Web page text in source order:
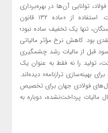
توانایی آن‌ها در بهره‌برداری
هوشمندانه از بسترهای قانونی است. استفاده از «ماده ۱۳۲ قانون
تنها یک تخفیف ساده نبود؛
بود. کاهش نرخ مؤثر مالیاتی
در حالی که سود قبل از مالیات رشد چشمگیری
تولید را نه فقط به عنوان یک
بهینه‌سازی ترازنامه» دیده‌اند.
فولادی جهان برای تخصیص
مالیات پرداخت‌نشده، دوباره به